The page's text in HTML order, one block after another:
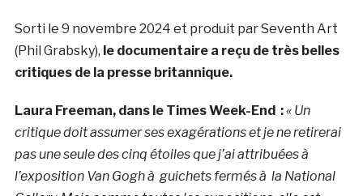
Sorti le 9 novembre 2024 et produit par Seventh Art
(Phil Grabsky), le documentaire a reçu de très belles
critiques de la presse britannique.
Laura Freeman, dans le Times Week-End:« Un
critique doit assumer ses exagérations et je ne retirerai
pas une seule des cinq étoiles que j’ai attribuées à
l’exposition Van Gogh à guichets fermés à la National